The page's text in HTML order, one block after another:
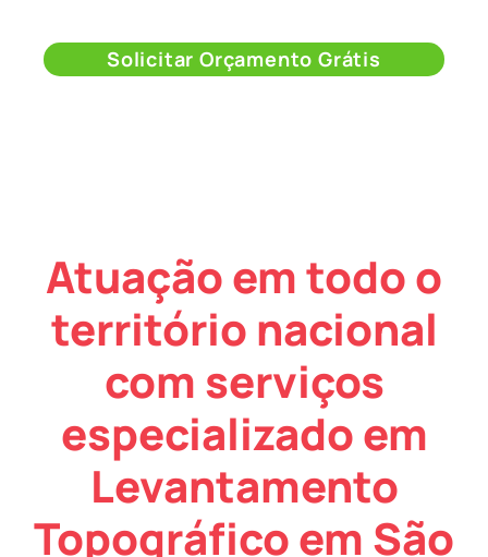
Solicitar Orçamento Grátis
Atuação em todo o
território nacional
com serviços
especializado em
Levantamento
Topográfico em São